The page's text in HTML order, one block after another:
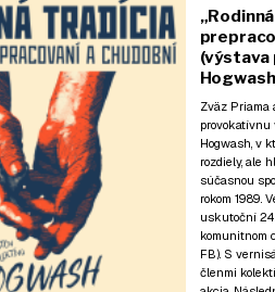
Zväz Priama
provokatívnu
Hogwash, v
rozdiely, ale
súčasnou
rokom 1989.
uskutoční
komunitnom
FB). S
členmi